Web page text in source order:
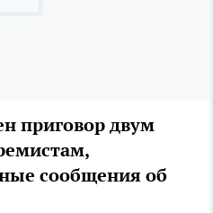
приговор двум
сообщения об